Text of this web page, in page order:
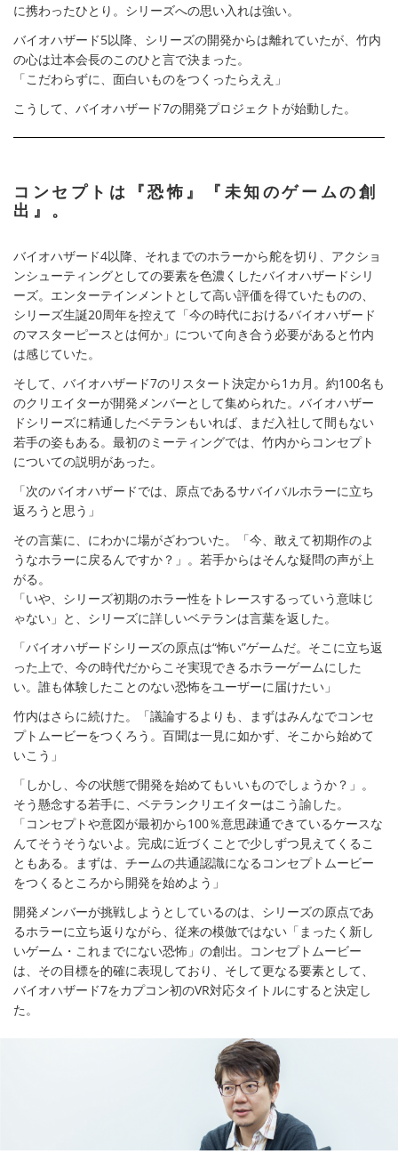
に携わったひとり。シリーズへの思い入れは強い。
バイオハザード5以降、シリーズの開発からは離れていたが、竹内
の心は辻本会長のこのひと言で決まった。
「こだわらずに、面白いものをつくったらええ」
こうして、バイオハザード7の開発プロジェクトが始動した。
コンセプトは『恐怖』『未知のゲームの創
出』。
バイオハザード4以降、それまでのホラーから舵を切り、アクショ
ンシューティングとしての要素を色濃くしたバイオハザードシリ
ーズ。エンターテインメントとして高い評価を得ていたものの、
シリーズ生誕20周年を控えて「今の時代におけるバイオハザード
のマスターピースとは何か」について向き合う必要があると竹内
は感じていた。
そして、バイオハザード7のリスタート決定から1カ月。約100名も
のクリエイターが開発メンバーとして集められた。バイオハザー
ドシリーズに精通したベテランもいれば、まだ入社して間もない
若手の姿もある。最初のミーティングでは、竹内からコンセプト
についての説明があった。
「次のバイオハザードでは、原点であるサバイバルホラーに立ち
返ろうと思う」
その言葉に、にわかに場がざわついた。「今、敢えて初期作のよ
うなホラーに戻るんですか？」。若手からはそんな疑問の声が上
がる。
「いや、シリーズ初期のホラー性をトレースするっていう意味じ
ゃない」と、シリーズに詳しいベテランは言葉を返した。
「バイオハザードシリーズの原点は“怖い”ゲームだ。そこに立ち返
った上で、今の時代だからこそ実現できるホラーゲームにした
い。誰も体験したことのない恐怖をユーザーに届けたい」
竹内はさらに続けた。「議論するよりも、まずはみんなでコンセ
プトムービーをつくろう。百聞は一見に如かず、そこから始めて
いこう」
「しかし、今の状態で開発を始めてもいいものでしょうか？」。
そう懸念する若手に、ベテランクリエイターはこう諭した。
「コンセプトや意図が最初から100％意思疎通できているケースな
んてそうそうないよ。完成に近づくことで少しずつ見えてくるこ
ともある。まずは、チームの共通認識になるコンセプトムービー
をつくるところから開発を始めよう」
開発メンバーが挑戦しようとしているのは、シリーズの原点であ
るホラーに立ち返りながら、従来の模倣ではない「まったく新し
いゲーム・これまでにない恐怖」の創出。コンセプトムービー
は、その目標を的確に表現しており、そして更なる要素として、
バイオハザード7をカプコン初のVR対応タイトルにすると決定し
た。